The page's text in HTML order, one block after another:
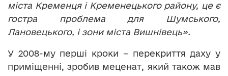
міста Кременця і Кременецького району, це є
гостра проблема для Шумського,
Лановецького, і зони міста Вишнівець».
У 2008-му перші кроки – перекриття даху у
приміщенні, зробив меценат, який також мав